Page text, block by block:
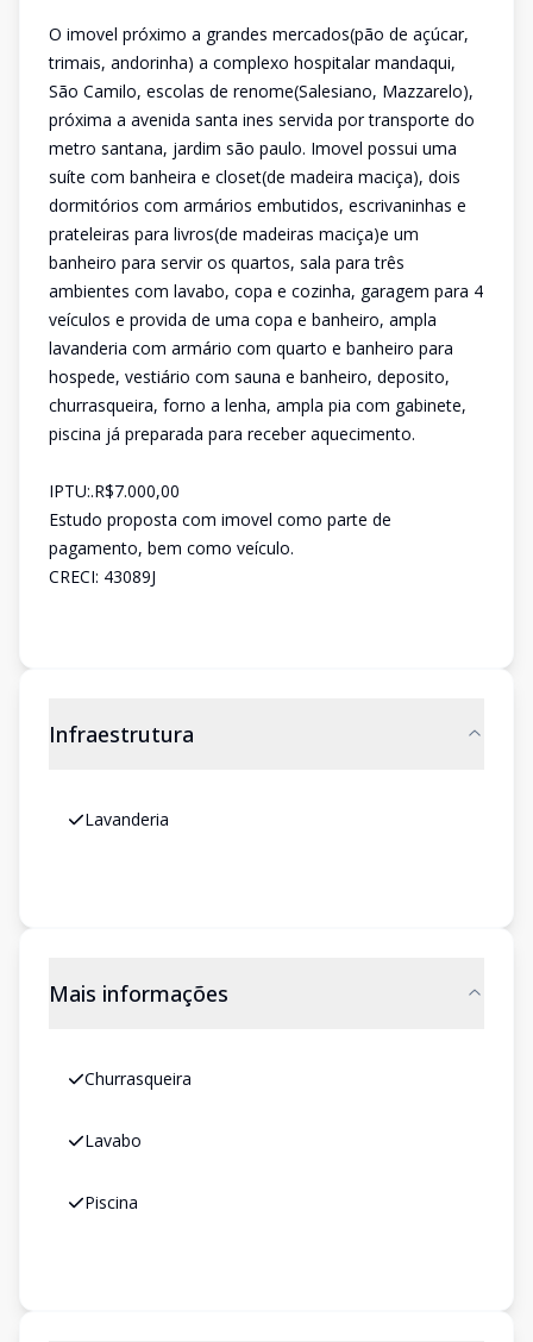
O imovel próximo a grandes mercados(pão de açúcar,
trimais, andorinha) a complexo hospitalar mandaqui,
São Camilo, escolas de renome(Salesiano, Mazzarelo),
próxima a avenida santa ines servida por transporte do
metro santana, jardim são paulo. Imovel possui uma
suíte com banheira e closet(de madeira maciça), dois
dormitórios com armários embutidos, escrivaninhas e
prateleiras para livros(de madeiras maciça)e um
banheiro para servir os quartos, sala para três
ambientes com lavabo, copa e cozinha, garagem para 4
veículos e provida de uma copa e banheiro, ampla
lavanderia com armário com quarto e banheiro para
hospede, vestiário com sauna e banheiro, deposito,
churrasqueira, forno a lenha, ampla pia com gabinete,
piscina já preparada para receber aquecimento.
IPTU:.R$7.000,00
Estudo proposta com imovel como parte de
pagamento, bem como veículo.
CRECI: 43089J
Infraestrutura
Lavanderia
Mais informações
Churrasqueira
Lavabo
Piscina